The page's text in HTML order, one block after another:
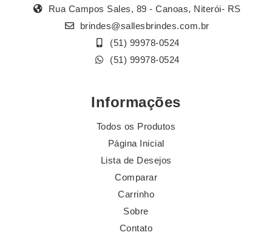
Rua Campos Sales, 89 - Canoas, Niterói- RS
brindes@sallesbrindes.com.br
(51) 99978-0524
(51) 99978-0524
Informações
Todos os Produtos
Página Inicial
Lista de Desejos
Comparar
Carrinho
Sobre
Contato